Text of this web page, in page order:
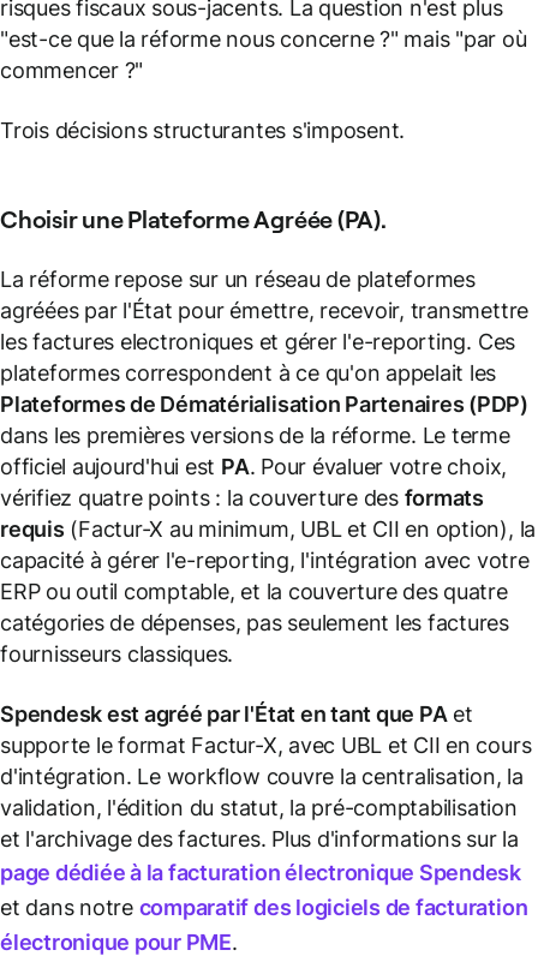
risques fiscaux sous-jacents. La question n'est plus
"est-ce que la réforme nous concerne ?" mais "par où
commencer ?"
Trois décisions structurantes s'imposent.
Choisir une Plateforme Agréée (PA).
La réforme repose sur un réseau de plateformes
agréées par l'État pour émettre, recevoir, transmettre
les factures electroniques et gérer l'e-reporting. Ces
plateformes correspondent à ce qu'on appelait les
Plateformes de Dématérialisation Partenaires (PDP)
dans les premières versions de la réforme. Le terme
officiel aujourd'hui est PA. Pour évaluer votre choix,
vérifiez quatre points : la couverture des formats
requis (Factur-X au minimum, UBL et CII en option), la
capacité à gérer l'e-reporting, l'intégration avec votre
ERP ou outil comptable, et la couverture des quatre
catégories de dépenses, pas seulement les factures
fournisseurs classiques.
Spendesk est agréé par l'État en tant que PA et
supporte le format Factur-X, avec UBL et CII en cours
d'intégration. Le workflow couvre la centralisation, la
validation, l'édition du statut, la pré-comptabilisation
et l'archivage des factures. Plus d'informations sur la
page dédiée à la facturation électronique Spendesk
et dans notre comparatif des logiciels de facturation
électronique pour PME.